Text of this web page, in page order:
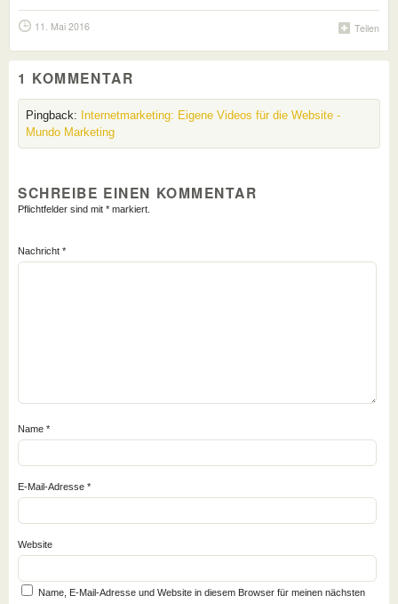
Teilen
11. Mai 2016
1 KOMMENTAR
Pingback: Internetmarketing: Eigene Videos für die Website -
Mundo Marketing
SCHREIBE EINEN KOMMENTAR
Pflichtfelder sind mit * markiert.
Nachricht *
Name *
E-Mail-Adresse *
Website
Name, E-Mail-Adresse und Website in diesem Browser für meinen nächsten